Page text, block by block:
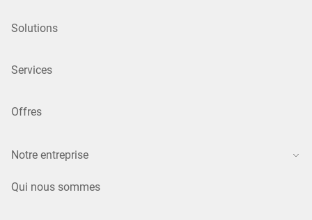
Solutions
Services
Offres
Notre entreprise
Qui nous sommes